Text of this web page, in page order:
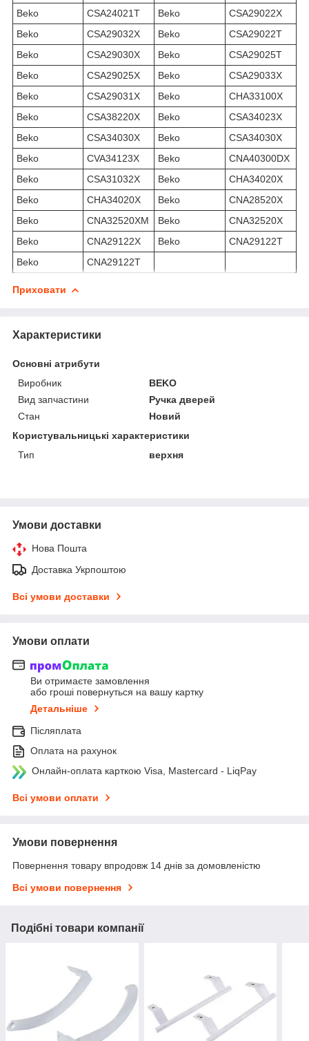
Beko CSA24021T Beko
CSA29022X
Beko
CSA29032X Beko
CSA29022T
Beko
CSA29030X Beko
CSA29025T
Beko
CSA29025X Beko
CSA29033X
Beko
CSA29031X Beko
CHA33100X
Beko
CSA38220X Beko
CSA34023X
Beko
CSA34030X Beko
CSA34030X
Beko
CVA34123X Beko
CNA40300DX
Beko
CSA31032X Beko
CHA34020X
Beko
CHA34020X Beko
CNA28520X
Beko
CNA32520XM Beko
CNA32520X
Beko
CNA29122X Beko
CNA29122T
Beko
CNA29122T
Приховати
Характеристики
Основні атрибути
Виробник
BEKO
Вид запчастини
Ручка дверей
Стан
Новий
Користувальницькі характеристики
Тип
верхня
Умови доставки
Нова Пошта
Доставка Укрпоштою
Всі умови доставки
Умови оплати
Ви отримаєте замовлення
або гроші повернуться на вашу картку
Детальніше
Післяплата
Оплата на рахунок
Онлайн-оплата карткою Visa, Mastercard - LiqPay
Всі умови оплати
Умови повернення
Повернення товару впродовж 14 днів за домовленістю
Всі умови повернення
Подібні товари компанії